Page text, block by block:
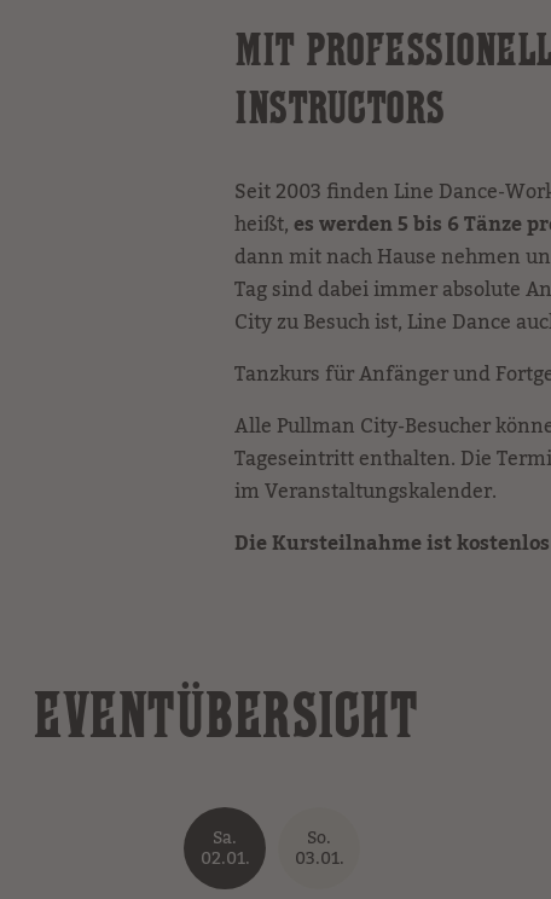
MIT
INSTRUCTORS
Seit 2003 finden Line Dance-
heißt,es werden 5 bis 6 Tänze
dann mit nach Hause nehmen
Tag sind dabei immer absolute
City zu Besuch ist, Line Dance
Tanzkurs für Anfänger und
Alle Pullman City-Besucher
Tageseintritt enthalten. Die
im Veranstaltungskalender.
Die Kursteilnahme ist
EVENTÜBERSICHT
Sa.
02.01.
So.
03.01.